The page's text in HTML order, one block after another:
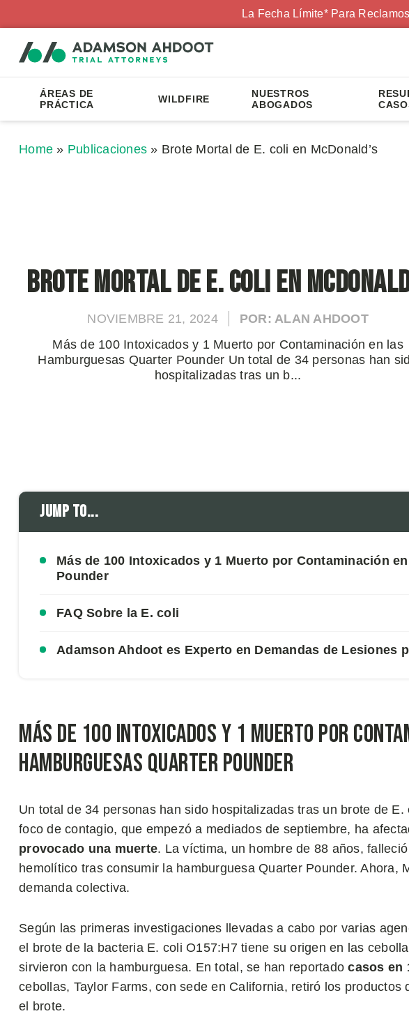
La Fecha Límite* Para
ÁREAS DE
PRÁCTICA
WILDFIRE
NUESTROS
ABOGADOS
Home » Publicaciones » Brote Mortal de E. coli en McDonald’s
Brote Mortal de E. coli en
NOVIEMBRE 21, 2024
POR: ALAN AHDOOT
Más de 100 Intoxicados y 1 Muerto por Contaminación en las
Hamburguesas Quarter Pounder Un total de 34 personas han
hospitalizadas tras un b...
Jump to...
Más de 100 Intoxicados y 1 Muerto por Contaminación
Pounder
FAQ Sobre la E. coli
Adamson Ahdoot es Experto en Demandas de Lesiones
Más de 100 Intoxicados y 1 Muerto por
Hamburguesas Quarter Pounder
Un total de 34 personas han sido hospitalizadas tras un brote de E.
foco de contagio, que empezó a mediados de septiembre, ha
provocado una muerte. La víctima, un hombre de 88 años,
hemolítico tras consumir la hamburguesa Quarter Pounder. Ahora,
demanda colectiva.
Según las primeras investigaciones llevadas a cabo por varias
el brote de la bacteria E. coli O157:H7 tiene su origen en las
sirvieron con la hamburguesa. En total, se han reportadocasos en
cebollas, Taylor Farms, con sede en California, retiró los productos
el brote.